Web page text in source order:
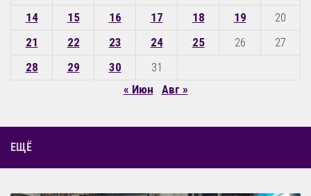
14
15 16 17 18 19
20
21
22 23 24 25 26
27
28
29 30
31
« Июн
Авг »
ЕЩЁ